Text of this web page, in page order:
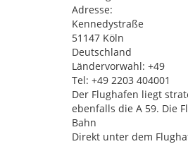
Adresse:
Kennedystraße
51147 Köln
Deutschland
Ländervorwahl: +49
Tel: +49 2203 404001
Der Flughafen liegt
ebenfalls die A 59. Die
Bahn
Direkt unter dem